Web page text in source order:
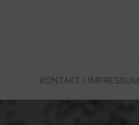
KONTAKT / IMPRESSUM